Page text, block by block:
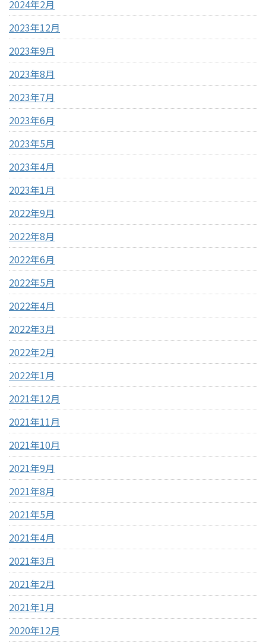
2024年2月
2023年12月
2023年9月
2023年8月
2023年7月
2023年6月
2023年5月
2023年4月
2023年1月
2022年9月
2022年8月
2022年6月
2022年5月
2022年4月
2022年3月
2022年2月
2022年1月
2021年12月
2021年11月
2021年10月
2021年9月
2021年8月
2021年5月
2021年4月
2021年3月
2021年2月
2021年1月
2020年12月